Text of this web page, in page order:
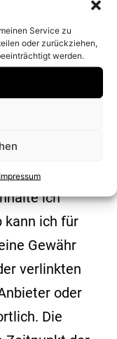
Service zu
oder zurückziehen,
werden.
Impressum
möglich.
diese Inhalte
externen
ich
kann ich für
Gewähr
verlinkten
oder
Die